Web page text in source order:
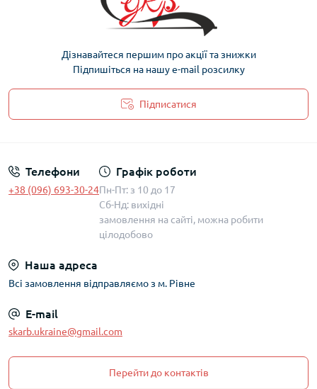
Дізнавайтеся першим про акції та знижки
Підпишіться на нашу e-mail розсилку
Підписатися
Телефони
+38 (096) 693-30-24
Графік роботи
Пн-Пт: з 10 до 17
Сб-Нд: вихідні
замовлення на сайті, можна робити
цілодобово
Наша адреса
Всі замовлення відправляємо з м. Рівне
E-mail
skarb.ukraine@gmail.com
Перейти до контактів